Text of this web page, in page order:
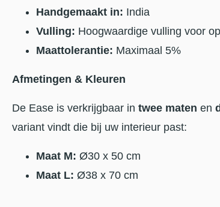
Handgemaakt in: India
Vulling: Hoogwaardige vulling voor
Maattolerantie: Maximaal 5%
Afmetingen & Kleuren
De Ease is verkrijgbaar in twee maten en
variant vindt die bij uw interieur past:
Maat M: Ø30 x 50 cm
Maat L: Ø38 x 70 cm